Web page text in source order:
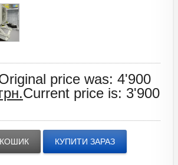
price was: 4'900
Current price is: 3'900
КУПИТИ ЗАРАЗ